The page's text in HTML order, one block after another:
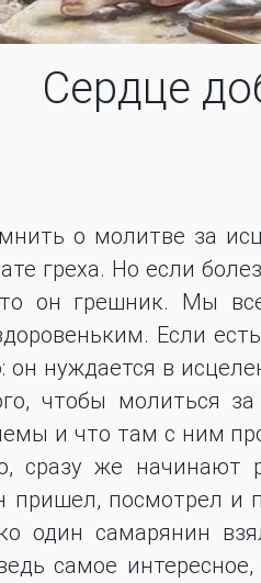
Сердце
о молитве за
греха. Но если
он грешник. Мы
Если
он нуждается в
чтобы молиться
и что там с ним
сразу же
пришел, посмотрел и
один самарянин
самое